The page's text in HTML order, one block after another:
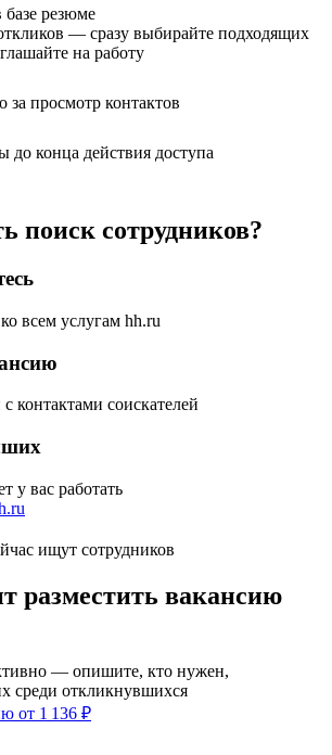
резюме
— сразу выбирайте подходящих
на работу
за просмотр контактов
до конца действия доступа
поиск сотрудников?
всем услугам hh.ru
контактами соискателей
у вас работать
ищут сотрудников
разместить вакансию
— опишите, кто нужен,
среди откликнувшихся
от 1 136 ₽